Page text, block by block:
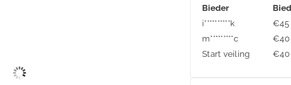
Bieder
i**********k
€45
m*********c
€40
Start veiling
€40